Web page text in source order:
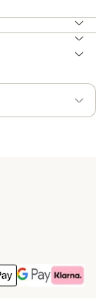
Method
pay. Payment
Google Pay
Klarna